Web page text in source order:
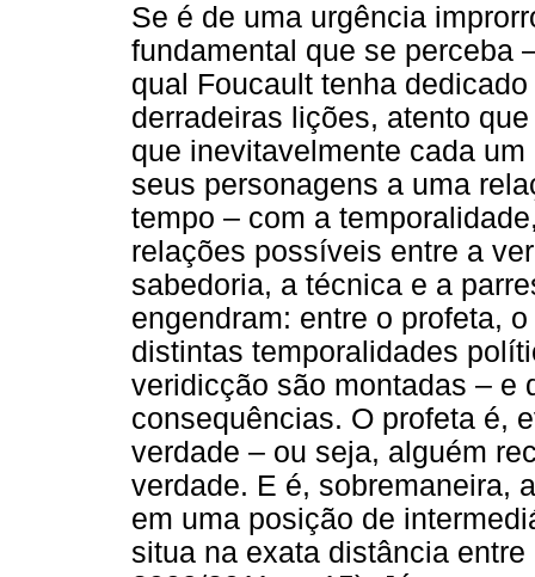
Se é de uma urgência
fundamental que se perceba
qual Foucault tenha
derradeiras lições, atento
que inevitavelmente cada
seus personagens a uma
tempo – com a
relações possíveis entre a
sabedoria, a técnica e a
engendram: entre o profeta,
distintas temporalidades
veridicção são montadas – e
consequências. O profeta é,
verdade – ou seja, alguém
verdade. E é, sobremaneira,
em uma posição de
situa na exata distância